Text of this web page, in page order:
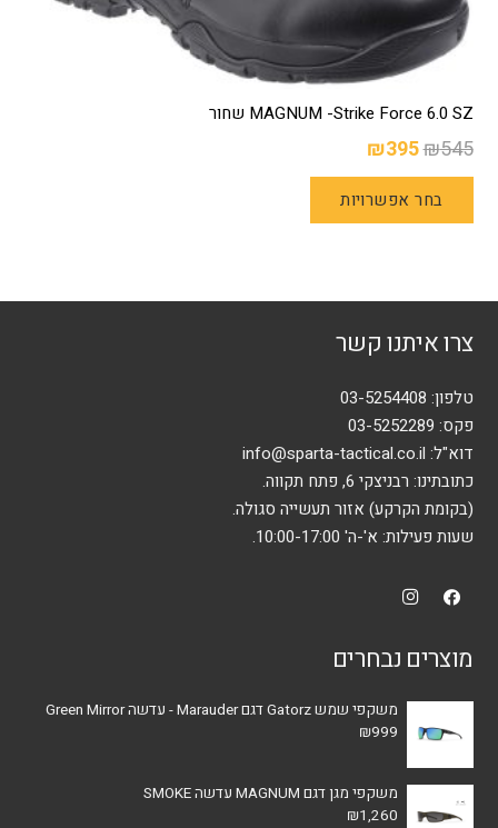
MAGNUM -Strike Force 6.0 SZ שחור
₪545
המחיר
המקורי
היה:
₪545.
₪395
הנוכחי
הוא:
₪395.
בחר אפשרויות
המוצר
צרו איתנו קשר
טלפון: 03-5254408
פקס: 03-5252289
דוא"ל: info@sparta-tactical.co.il
כתובתינו: רבניצקי 6, פתח תקווה.
(בקומת הקרקע) אזור תעשייה סגולה.
שעות פעילות: א'-ה' 10:00-17:00.
מוצרים נבחרים
משקפי שמש Gatorz דגם Marauder - עדשה Green Mirror
₪999
משקפי מגן דגם MAGNUM עדשה SMOKE
₪1,260